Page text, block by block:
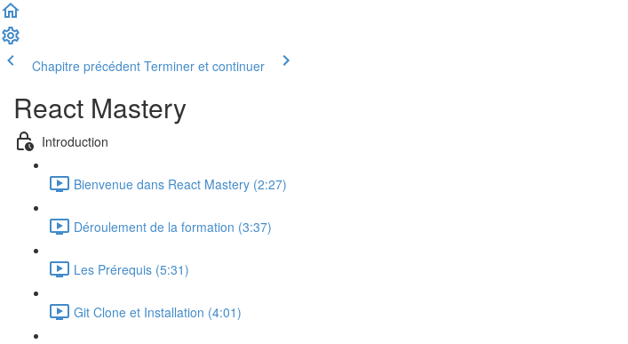
Chapitre précédent Terminer et continuer
React Mastery
Introduction
Bienvenue dans React Mastery (2:27)
Déroulement de la formation (3:37)
Les Prérequis (5:31)
Git Clone et Installation (4:01)